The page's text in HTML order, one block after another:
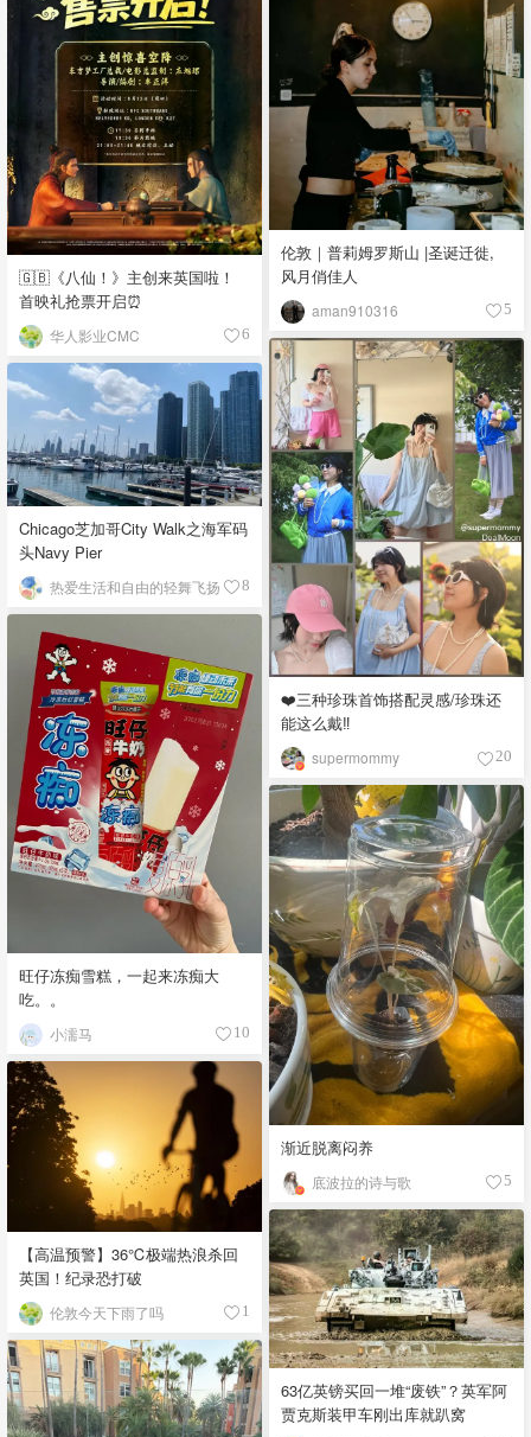
🇬🇧《八仙！》主创来英国啦！
首映礼抢票开启⏰
华人影业CMC 6
伦敦｜普莉姆罗斯山 |圣诞迁徙,
风月俏佳人
aman910316 5
❤️三种珍珠首饰搭配灵感/珍珠还
能这么戴‼️
supermommy 20
Chicago芝加哥City Walk之海军码
头Navy Pier
热爱生活和自由的轻舞飞扬 8
旺仔冻痴雪糕，一起来冻痴大
吃。。
小濡马 10
渐近脱离闷养
底波拉的诗与歌 5
【高温预警】36℃极端热浪杀回
英国！纪录恐打破
伦敦今天下雨了吗 1
63亿英镑买回一堆“废铁”？英军阿
贾克斯装甲车刚出库就趴窝